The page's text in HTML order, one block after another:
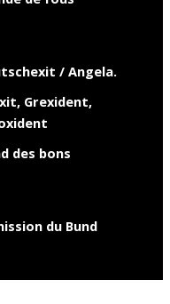
/ Angela.
Grexident,
des bons
du Bund